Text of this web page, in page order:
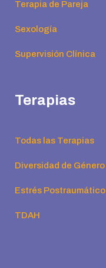
Terapia de Pareja
Sexología
Supervisión Clínica
Terapias
Todas las Terapias
Diversidad de Género
Estrés Postraumático
TDAH